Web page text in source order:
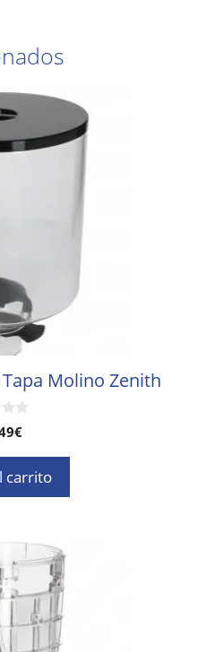
Molino Zenith
€
carrito